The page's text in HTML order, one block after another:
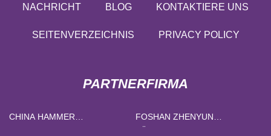
NACHRICHT BLOG KONTAKTIERE UNS
SEITENVERZEICHNIS PRIVACY POLICY
PARTNERFIRMA
CHINA HAMMER
FOSHAN ZHENYUN
KÜHLUNG TECHNOLOGIE